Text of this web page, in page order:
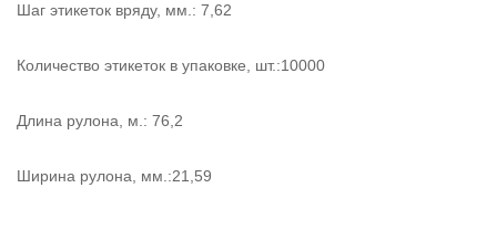
Шаг этикеток вряду, мм.: 7,62
Количество этикеток в упаковке, шт.:10000
Длина рулона, м.: 76,2
Ширина рулона, мм.:21,59